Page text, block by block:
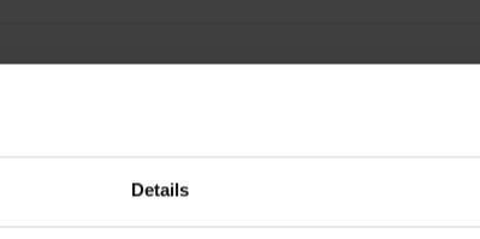
Details
voor Zenit 10
voor de Amphenol aansluiting van
bijdraagt aan een langere levensduur van de